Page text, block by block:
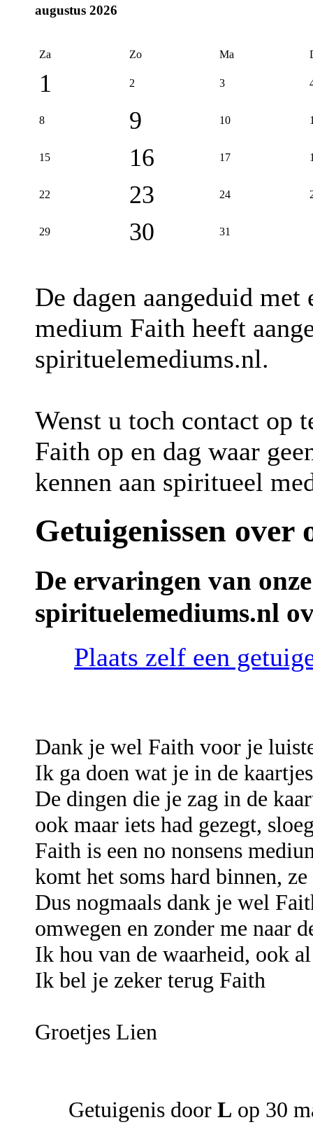
augustus 2026
Za Zo Ma
1 2 3
8 9 10
15 16 17
22 23 24
29 30 31
De dagen aangeduid met
medium Faith heeft
spirituelemediums.nl.
Wenst u toch contact op
Faith op en dag waar
kennen aan spiritueel
Getuigenissen over
De ervaringen van
spirituelemediums.nl
Plaats zelf een
Dank je wel Faith voor je
Ik ga doen wat je in de
De dingen die je zag in de
ook maar iets had gezegt,
Faith is een no nonsens
komt het soms hard binnen,
Dus nogmaals dank je wel
omwegen en zonder me naar
Ik hou van de waarheid, ook
Ik bel je zeker terug Faith
Groetjes Lien
Getuigenis door L op 30